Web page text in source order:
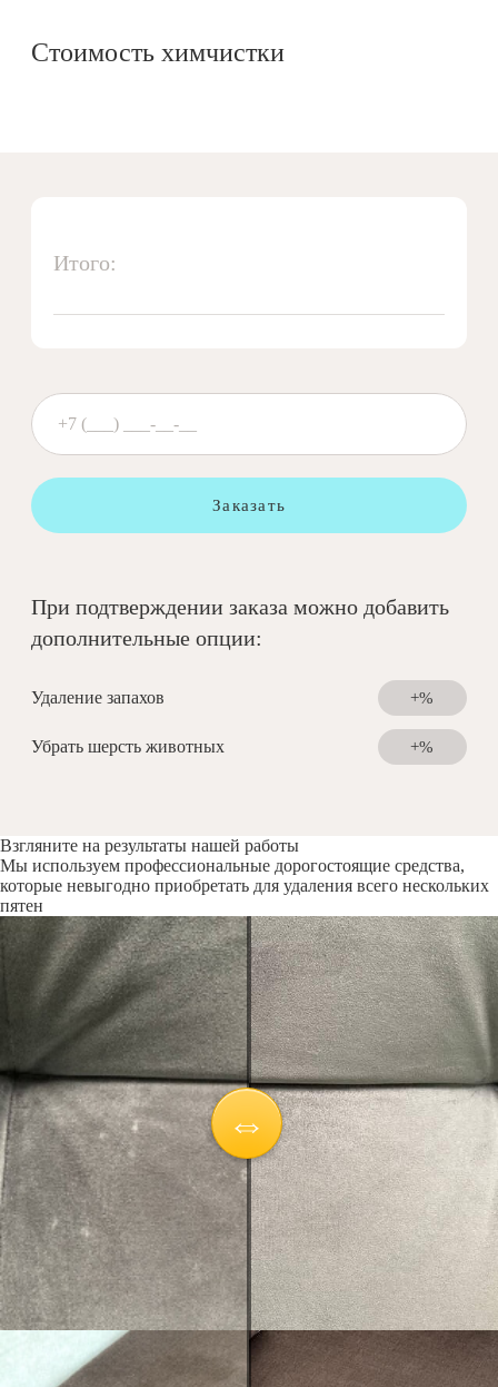
Стоимость химчистки
Итого:
Заказать
При подтверждении заказа можно добавить
дополнительные опции:
Удаление запахов +%
Убрать шерсть животных +%
Взгляните на результаты нашей работы
Мы используем профессиональные дорогостоящие средства,
которые невыгодно приобретать для удаления всего нескольких
пятен